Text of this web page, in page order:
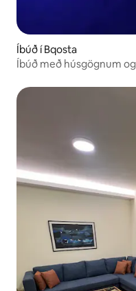
Íbúð í Bqosta
Íbúð með húsgögnum